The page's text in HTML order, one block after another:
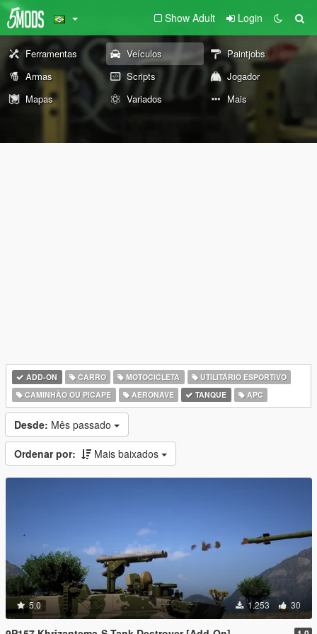
Show Adult Login
Ferramentas Veículos
Paintjobs
Armas
Scripts
Jogador
Mapas
Variados Mais
ADD-ON CARRO MOTOCICLETA
UTILITÁRIO ESPORTIVO
CAMINHÃO OU PICAPE
AERONAVE TANQUE APC
Desde: Mês passado
Ordenar por: Mais baixados
5.0 1.253 30